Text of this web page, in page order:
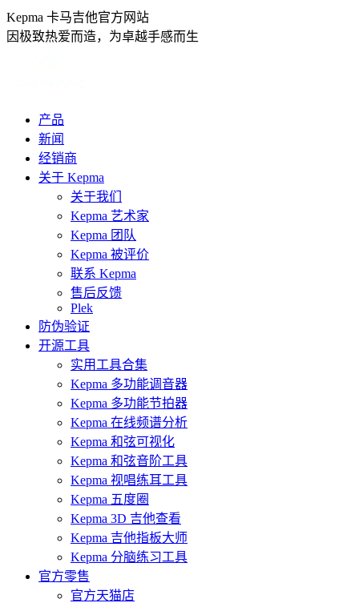
跳
转
Kepma 卡马吉他官方网站
因极致热爱而造，为卓越手感而生
产品
新闻
经销商
关于 Kepma
关于我们
Kepma 艺术家
Kepma 团队
Kepma 被评价
联系 Kepma
售后反馈
Plek
防伪验证
开源工具
实用工具合集
Kepma 多功能调音器
Kepma 多功能节拍器
Kepma 在线频谱分析
Kepma 和弦可视化
Kepma 和弦音阶工具
Kepma 视唱练耳工具
Kepma 五度圈
Kepma 3D 吉他查看
Kepma 吉他指板大师
Kepma 分脑练习工具
官方零售
官方天猫店